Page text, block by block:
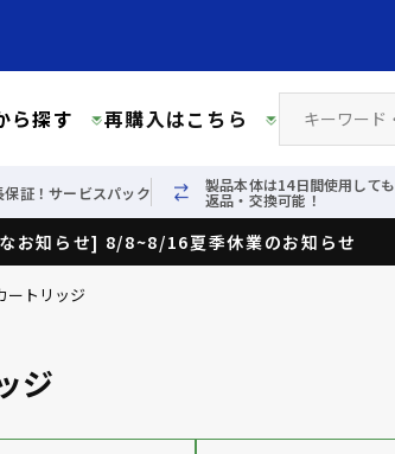
ら探す 再購入はこちら
保証！サービスパック 製品本体は14日間使用しても
返品・交換可能！
お知らせ] 8/8~8/16夏季休業のお知らせ
ートリッジ
ジ